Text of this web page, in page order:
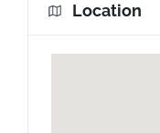
Location